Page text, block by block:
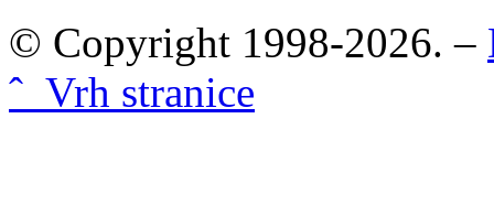
© Copyright 1998-2026. –
ˆ Vrh stranice